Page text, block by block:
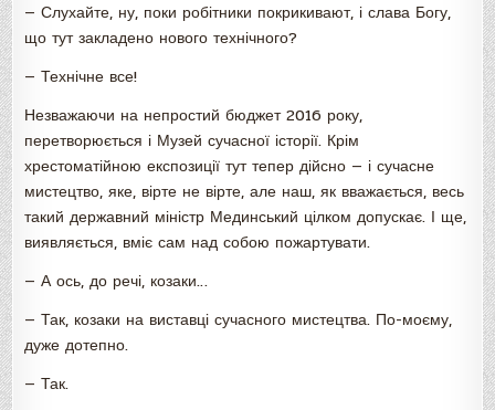
— Слухайте, ну, поки робітники покрикивают, і слава Богу,
що тут закладено нового технічного?
— Технічне все!
Незважаючи на непростий бюджет 2016 року,
перетворюється і Музей сучасної історії. Крім
хрестоматійною експозиції тут тепер дійсно — і сучасне
мистецтво, яке, вірте не вірте, але наш, як вважається, весь
такий державний міністр Мединський цілком допускає. І ще,
виявляється, вміє сам над собою пожартувати.
— А ось, до речі, козаки…
— Так, козаки на виставці сучасного мистецтва. По-моєму,
дуже дотепно.
— Так.